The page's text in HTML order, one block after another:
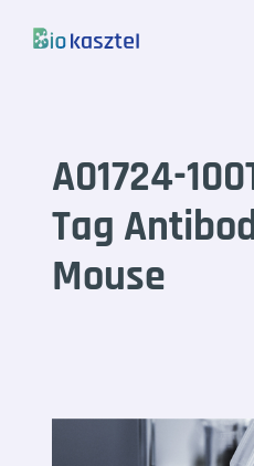
A01724-
Tag
Mouse